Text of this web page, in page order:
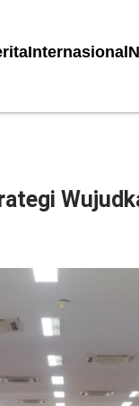
Internasional